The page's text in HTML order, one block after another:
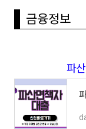
금융정보
파